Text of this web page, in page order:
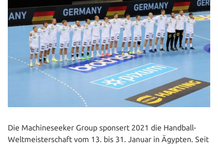
Die Machine­seeker Group sponsert 2021 die Handball-
Welt­meis­ter­schaft vom 13. bis 31. Januar in Ägypten. Seit